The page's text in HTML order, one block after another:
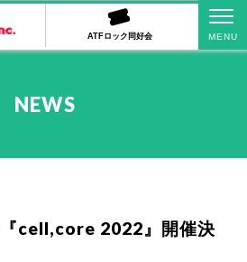
ATFロック同好会
NEWS
『cell,core 2022』開催決